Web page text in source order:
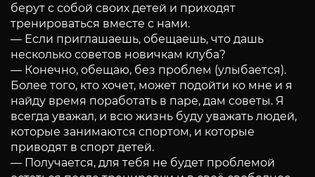
берут с собой своих детей и приходят
тренироваться вместе с нами.
— Если приглашаешь, обещаешь, что дашь
несколько советов новичкам клуба?
— Конечно, обещаю, без проблем (улыбается).
Более того, кто хочет, может подойти ко мне и я
найду время поработать в паре, дам советы. Я
всегда уважал, и всю жизнь буду уважать людей,
которые занимаются спортом, и которые
приводят в спорт детей.
— Получается, для тебя не будет проблемой